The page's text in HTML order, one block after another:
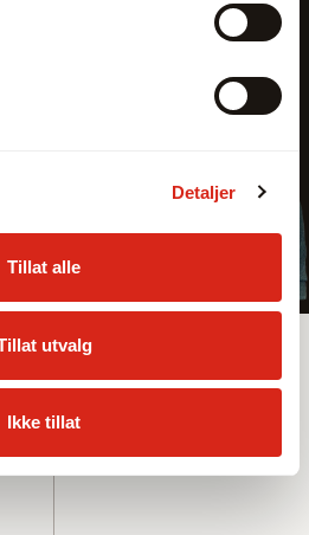
Detaljer
Tillat alle
utvalg
Ikke tillat